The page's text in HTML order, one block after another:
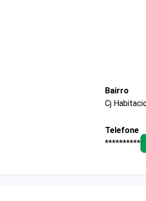
Bairro
Cj
Telefone
**********